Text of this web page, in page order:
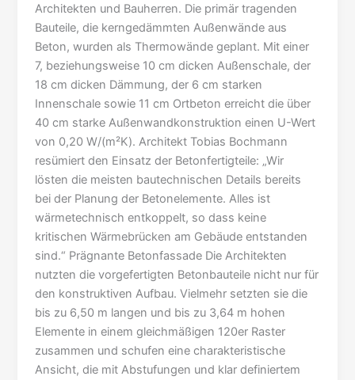
Architekten und Bauherren. Die primär tragenden
Bauteile, die kerngedämmten Außenwände aus
Beton, wurden als Thermowände geplant. Mit einer
7, beziehungsweise 10 cm dicken Außenschale, der
18 cm dicken Dämmung, der 6 cm starken
Innenschale sowie 11 cm Ortbeton erreicht die über
40 cm starke Außenwandkonstruktion einen U-Wert
von 0,20 W/(m²K). Architekt Tobias Bochmann
resümiert den Einsatz der Betonfertigteile: „Wir
lösten die meisten bautechnischen Details bereits
bei der Planung der Betonelemente. Alles ist
wärmetechnisch entkoppelt, so dass keine
kritischen Wärmebrücken am Gebäude entstanden
sind.“ Prägnante Betonfassade Die Architekten
nutzten die vorgefertigten Betonbauteile nicht nur für
den konstruktiven Aufbau. Vielmehr setzten sie die
bis zu 6,50 m langen und bis zu 3,64 m hohen
Elemente in einem gleichmäßigen 120er Raster
zusammen und schufen eine charakteristische
Ansicht, die mit Abstufungen und klar definiertem